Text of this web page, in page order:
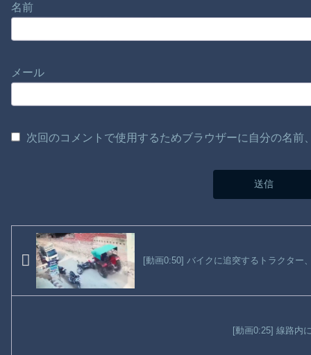
名前
メール
次回のコメントで使用するためブラウザーに自分の名
[動画0:50] バイクに追突するトラクター
[動画0:25] 線路内